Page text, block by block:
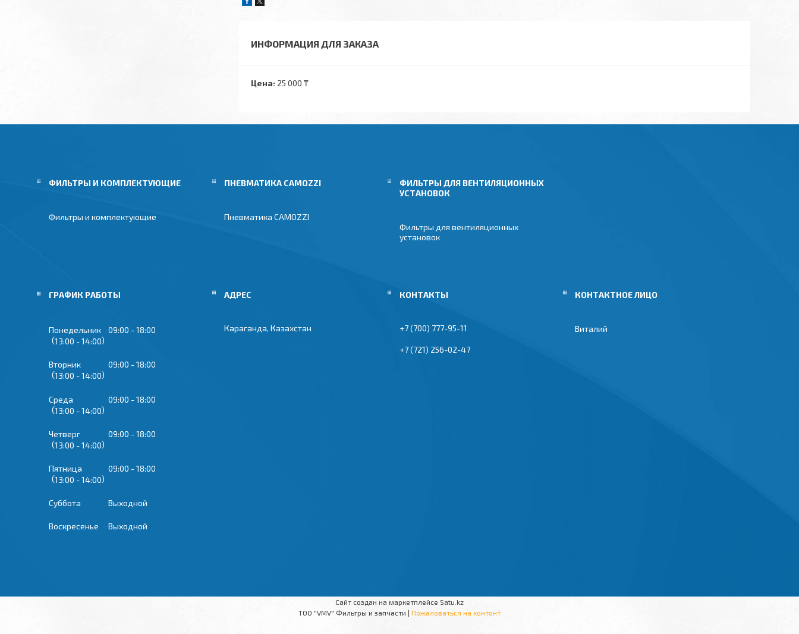
ИНФОРМАЦИЯ ДЛЯ ЗАКАЗА
Цена: 25 000 ₸
ФИЛЬТРЫ И КОМПЛЕКТУЮЩИЕ
Фильтры и комплектующие
ПНЕВМАТИКА CAMOZZI
Пневматика CAMOZZI
ФИЛЬТРЫ ДЛЯ ВЕНТИЛЯЦИОННЫХ
УСТАНОВОК
Фильтры для вентиляционных
установок
ГРАФИК РАБОТЫ
Понедельник 09:00
18:00
13:00
14:00
Вторник 09:00
18:00
13:00
14:00
Среда 09:00
18:00
13:00
14:00
Четверг 09:00
18:00
13:00
14:00
Пятница 09:00
18:00
13:00
14:00
Суббота Выходной
Воскресенье Выходной
Караганда, Казахстан +7 (700) 777-95-11
+7 (721) 256-02-47
Виталий
Сайт создан на маркетплейсе Satu.kz
ТОО "VMV" Фильтры и запчасти | Пожаловаться на контент